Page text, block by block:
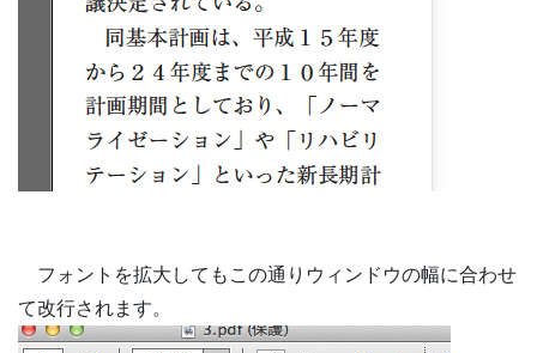
フォントを拡大してもこの通りウィンドウの幅に合わせ
て改行されます。